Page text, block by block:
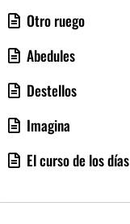
Otro ruego
Abedules
Destellos
Imagina
El curso de los días